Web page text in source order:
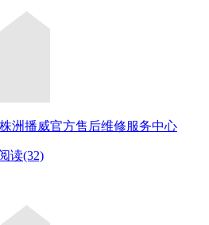
洲播威官方售后维修服务中心
读(32)